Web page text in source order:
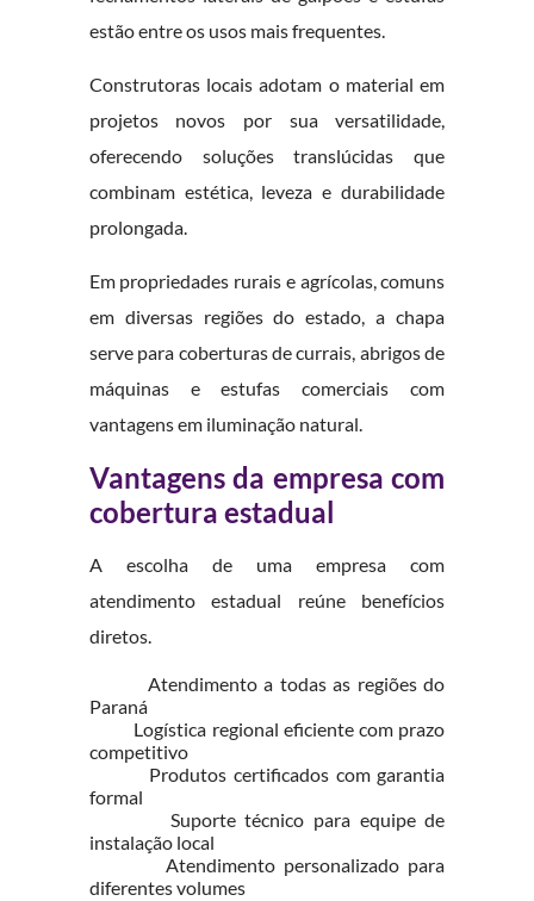
estão entre os usos mais frequentes.
Construtoras locais adotam o material em
projetos novos por sua versatilidade,
oferecendo soluções translúcidas que
combinam estética, leveza e durabilidade
prolongada.
Em propriedades rurais e agrícolas, comuns
em diversas regiões do estado, a chapa
serve para coberturas de currais, abrigos de
máquinas e estufas comerciais com
vantagens em iluminação natural.
Vantagens da empresa com
cobertura estadual
A escolha de uma empresa com
atendimento estadual reúne benefícios
diretos.
Atendimento a todas as regiões do
Paraná
Logística regional eficiente com prazo
competitivo
Produtos certificados com garantia
formal
Suporte técnico para equipe de
instalação local
Atendimento personalizado para
diferentes volumes